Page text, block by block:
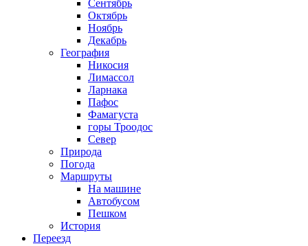
Сентябрь
Октябрь
Ноябрь
Декабрь
География
Никосия
Лимассол
Ларнака
Пафос
Фамагуста
горы Троодос
Север
Природа
Погода
Маршруты
На машине
Автобусом
Пешком
История
Переезд